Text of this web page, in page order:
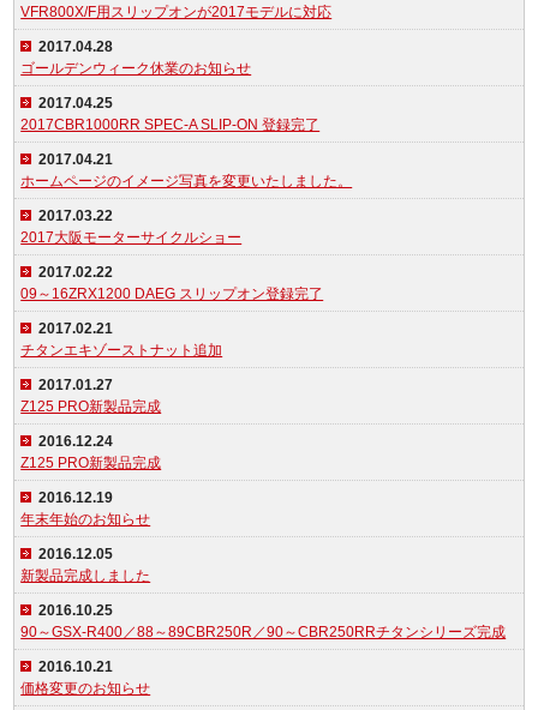
VFR800X/F用スリップオンが2017モデルに対応
2017.04.28
ゴールデンウィーク休業のお知らせ
2017.04.25
2017CBR1000RR SPEC-A SLIP-ON 登録完了
2017.04.21
ホームページのイメージ写真を変更いたしました。
2017.03.22
2017大阪モーターサイクルショー
2017.02.22
09～16ZRX1200 DAEG スリップオン登録完了
2017.02.21
チタンエキゾーストナット追加
2017.01.27
Z125 PRO新製品完成
2016.12.24
Z125 PRO新製品完成
2016.12.19
年末年始のお知らせ
2016.12.05
新製品完成しました
2016.10.25
90～GSX-R400／88～89CBR250R／90～CBR250RRチタンシリーズ完成
2016.10.21
価格変更のお知らせ